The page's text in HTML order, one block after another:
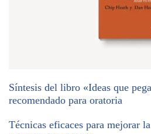
Síntesis del libro «Ideas que
recomendado para oratoria
Técnicas eficaces para mejorar